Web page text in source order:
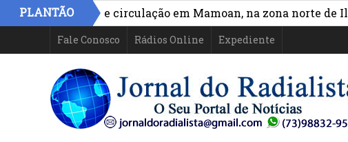
PLANTÃO
acesso e circulação em Mamoan, na zona norte de Ilhéus
Fale Conosco Rádios Online Expediente